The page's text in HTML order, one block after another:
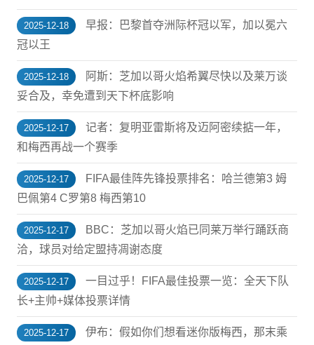
2025-12-18
早报：巴黎首夺洲际杯冠以军，加以冕六
冠以王
2025-12-18
阿斯：芝加以哥火焰希翼尽快以及莱万谈
妥合及，幸免遭到天下杯底影响
2025-12-17
记者：复明亚雷斯将及迈阿密续掂一年，
和梅西再战一个赛季
2025-12-17
FIFA最佳阵先锋投票排名：哈兰德第3 姆
巴佩第4 C罗第8 梅西第10
2025-12-17
BBC：芝加以哥火焰已同莱万举行踊跃商
洽，球员对给定盟持凋谢态度
2025-12-17
一目过乎！FIFA最佳投票一览：全天下队
长+主帅+媒体投票详情
2025-12-17
伊布：假如你们想看迷你版梅西，那末乘